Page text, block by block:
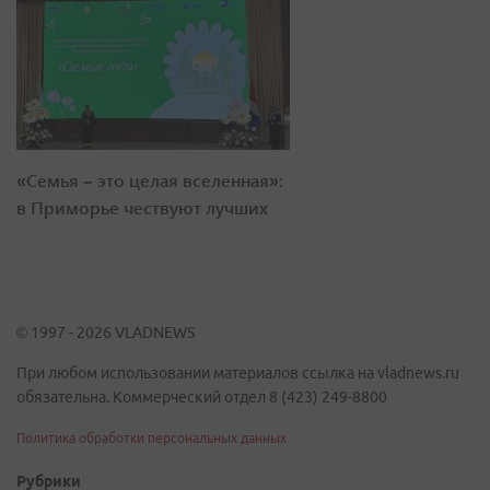
«Семья – это целая вселенная»:
в Приморье чествуют лучших
© 1997 - 2026 VLADNEWS
При любом использовании материалов ссылка на vladnews.ru
обязательна. Коммерческий отдел 8 (423) 249-8800
Политика обработки персональных данных
Рубрики